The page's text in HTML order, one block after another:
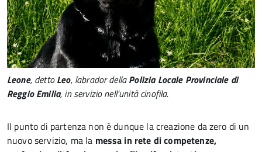
Leone, dettoLeo, labrador dellaPolizia Locale Provinciale di
Reggio Emilia, in servizio nell’unità cinofila.
Il punto di partenza non è dunque la creazione da zero di un
nuovo servizio, ma la messa in rete di competenze,